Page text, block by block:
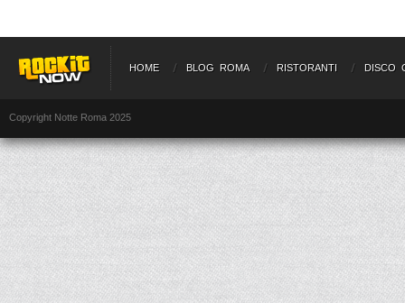
HOME BLOG ROMA RISTORANTI DISCO
Copyright Notte Roma 2025